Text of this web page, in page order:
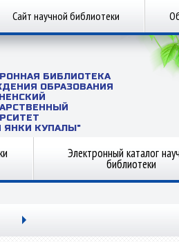
Сайт научной библиотеки
БИБЛИОТЕКА
ОБРАЗОВАНИЯ
ЯНКИ КУПАЛЫ"
Электронный каталог
библиотеки